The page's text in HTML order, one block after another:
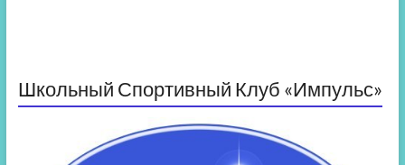
Школьный Спортивный Клуб «Импульс»